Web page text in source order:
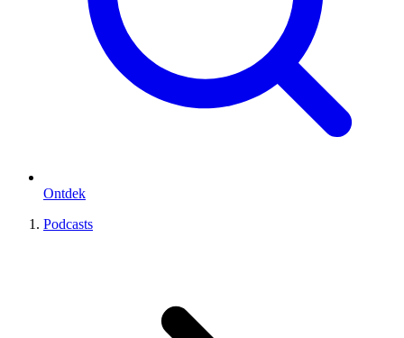
Ontdek
Podcasts